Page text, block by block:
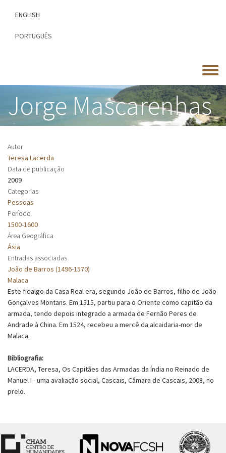
conteúdo
ENGLISH
PORTUGUÊS
Toggle
menu
Jorge Mascarenhas
Autor
Teresa Lacerda
Data de publicação
2009
Categorias
Pessoas
Período
1500-1600
Área Geográfica
Ásia
Entradas associadas
João de Barros (1496-1570)
Malaca
Este fidalgo da Casa Real era, segundo João de Barros, filho de João
Gonçalves Montans. Em 1515, partiu para o Oriente como capitão da
armada, tendo depois integrado a armada de Fernão Peres de
Andrade à China. Em 1524, recebeu a mercê da alcaidaria-mor de
Malaca.
Bibliografia:
LACERDA, Teresa, Os Capitães das Armadas da Índia no Reinado de
Manuel I - uma avaliação social, Cascais, Câmara de Cascais, 2008, no
prelo.